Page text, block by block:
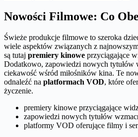
Nowości Filmowe: Co
Świeże produkcje filmowe to szeroka
wiele aspektów związanych z
są tutaj premiery kinowe przyciągające
Dodatkowo, zapowiedzi nowych tytułów
ciekawość wśród miłośników kina. Te
odnaleźć na platformach VOD, które
życzenie.
premiery kinowe przyciągające
zapowiedzi nowych tytułów
platformy VOD oferujące filmy i